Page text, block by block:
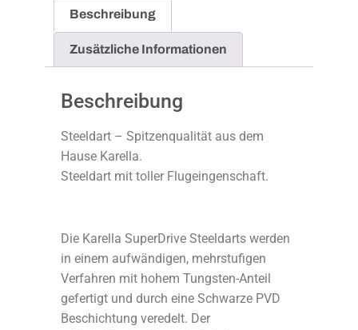
Beschreibung
Zusätzliche Informationen
Beschreibung
Steeldart – Spitzenqualität aus dem
Hause Karella.
Steeldart mit toller Flugeingenschaft.
Die Karella SuperDrive Steeldarts werden
in einem aufwändigen, mehrstufigen
Verfahren mit hohem Tungsten-Anteil
gefertigt und durch eine Schwarze PVD
Beschichtung veredelt. Der